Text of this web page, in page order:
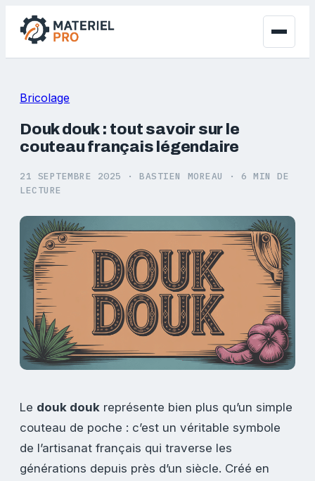
Bricolage
Douk douk : tout savoir sur le
couteau français légendaire
21 SEPTEMBRE 2025 · BASTIEN MOREAU ·
6 MIN DE
LECTURE
Le douk douk représente bien plus qu’un simple
couteau de poche : c’est un véritable symbole
de l’artisanat français qui traverse les
générations depuis près d’un siècle. Créé en